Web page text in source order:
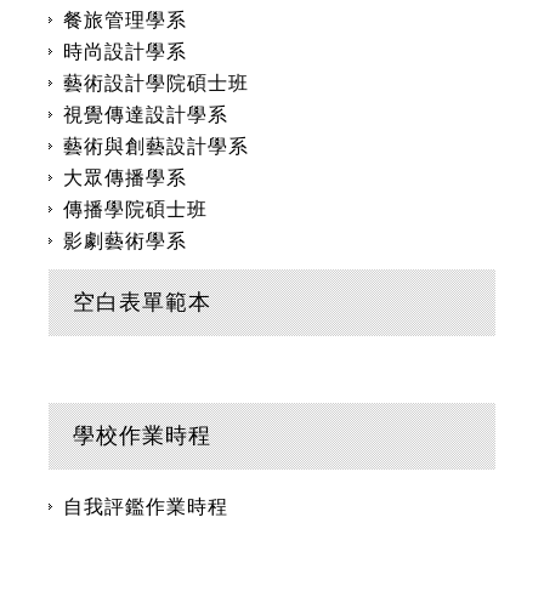
餐旅管理學系
時尚設計學系
藝術設計學院碩士班
視覺傳達設計學系
藝術與創藝設計學系
大眾傳播學系
傳播學院碩士班
影劇藝術學系
空白表單範本
學校作業時程
自我評鑑作業時程